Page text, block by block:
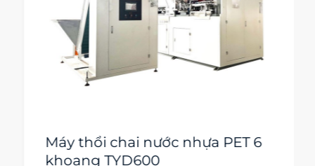
Máy thổi chai nước nhựa PET 6
khoang TYD600